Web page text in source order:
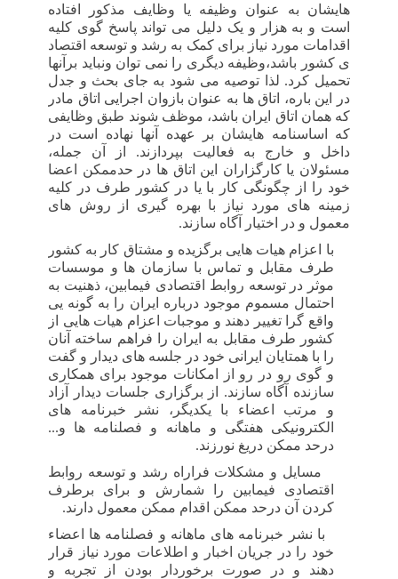
هایشان به عنوان وظیفه یا وظایف مذکور افتاده
است و به هزار و یک دلیل می تواند پاسخ گوی کلیه
اقدامات مورد نیاز برای کمک به رشد و توسعه اقتصاد
ی کشور باشد،وظیفه دیگری را نمی توان ونباید برآنها
تحمیل کرد. لذا توصیه می شود به جای بحث و جدل
در این باره، اتاق ها به عنوان بازوان اجرایی اتاق مادر
که همان اتاق ایران باشد، موظف شوند طبق وظایفی
که اساسنامه هایشان بر عهده آنها نهاده است در
داخل و خارج به فعالیت بپردازند. از آن جمله،
مسئولان یا کارگزاران این اتاق ها در حدممکن اعضا
خود را از چگونگی کار با یا در کشور طرف در کلیه
زمینه های مورد نیاز با بهره گیری از روش های
معمول و در اختیار آگاه سازند.
با اعزام هیات هایی برگزیده و مشتاق کار به کشور
طرف مقابل و تماس با سازمان ها و موسسات
موثر در توسعه روابط اقتصادی فیمابین، ذهنیت به
احتمال مسموم موجود درباره ایران را به گونه یی
واقع گرا تغییر دهند و موجبات اعزام هیات هایی از
کشور طرف مقابل به ایران را فراهم ساخته آنان
را با همتایان ایرانی خود در جلسه های دیدار و گفت
و گوی رو در رو از امکانات موجود برای همکاری
سازنده آگاه سازند. از برگزاری جلسات دیدار آزاد
و مرتب اعضاء با یکدیگر، نشر خبرنامه های
الکترونیکی هفتگی و ماهانه و فصلنامه ها و...
درحد ممکن دریغ نورزند.
مسایل و مشکلات فراراه رشد و توسعه روابط
اقتصادی فیمابین را شمارش و برای برطرف
کردن آن درحد ممکن اقدام ممکن معمول دارند.
با نشر خبرنامه های ماهانه و فصلنامه ها اعضاء
خود را در جریان اخبار و اطلاعات مورد نیاز قرار
دهند و در صورت برخوردار بودن از تجربه و